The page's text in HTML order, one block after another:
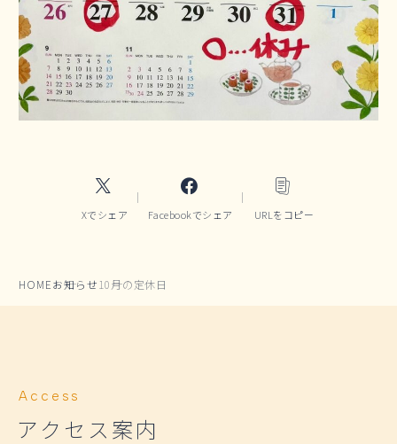
Xでシェア Facebookでシェア URLをコピー
HOMEお知らせ 10月の定休日
Access
アクセス案内